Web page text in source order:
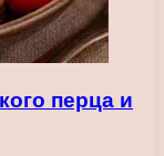
перца и